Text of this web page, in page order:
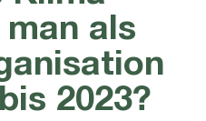
als
2023?